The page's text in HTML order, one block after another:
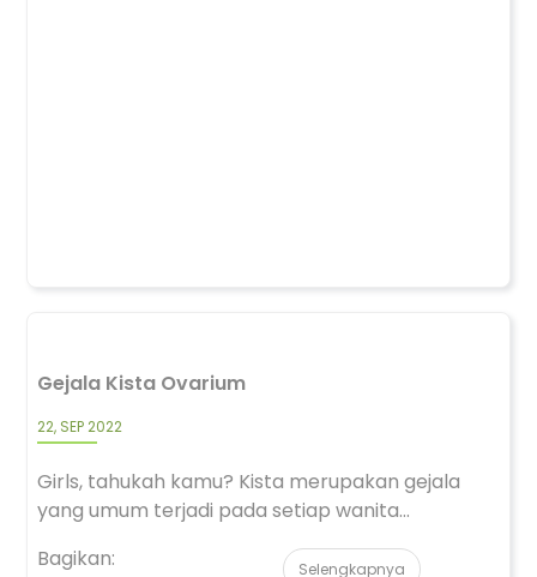
Gejala Kista Ovarium
22, SEP 2022
Girls, tahukah kamu? Kista merupakan gejala
yang umum terjadi pada setiap wanita...
Bagikan:
Selengkapnya